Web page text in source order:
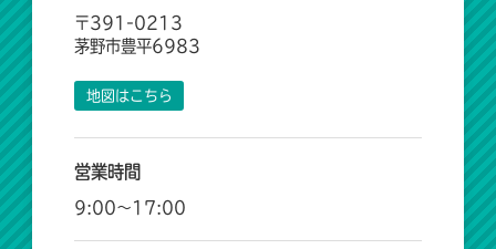
〒391-0213
茅野市豊平6983
地図はこちら
営業時間
9:00～17:00